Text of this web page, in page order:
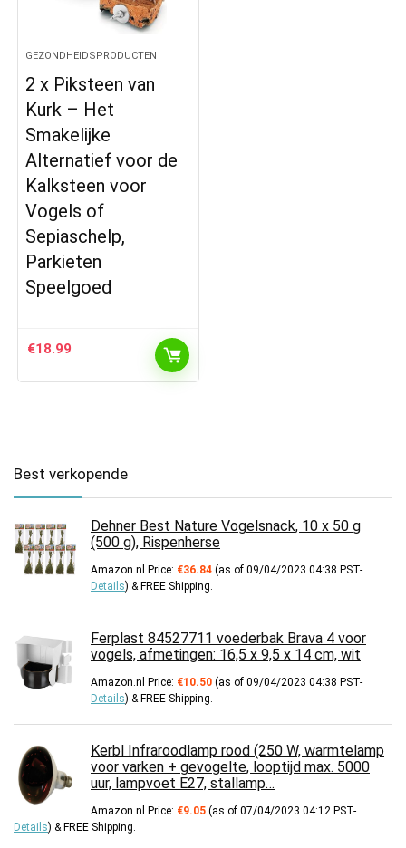
GEZONDHEIDSPRODUCTEN
2 x Piksteen van
Kurk – Het
Smakelijke
Alternatief voor de
Kalksteen voor
Vogels of
Sepiaschelp,
Parkieten
Speelgoed
€18.99
Best verkopende
Dehner Best Nature Vogelsnack, 10 x 50 g
(500 g), Rispenherse
Amazon.nl Price: €36.84 (as of 09/04/2023 04:38 PST-
Details) & FREE Shipping.
Ferplast 84527711 voederbak Brava 4 voor
vogels, afmetingen: 16,5 x 9,5 x 14 cm, wit
Amazon.nl Price: €10.50 (as of 09/04/2023 04:38 PST-
Details) & FREE Shipping.
Kerbl Infraroodlamp rood (250 W, warmtelamp
voor varken + gevogelte, looptijd max. 5000
uur, lampvoet E27, stallamp…
Amazon.nl Price: €9.05 (as of 07/04/2023 04:12 PST-
Details) & FREE Shipping.